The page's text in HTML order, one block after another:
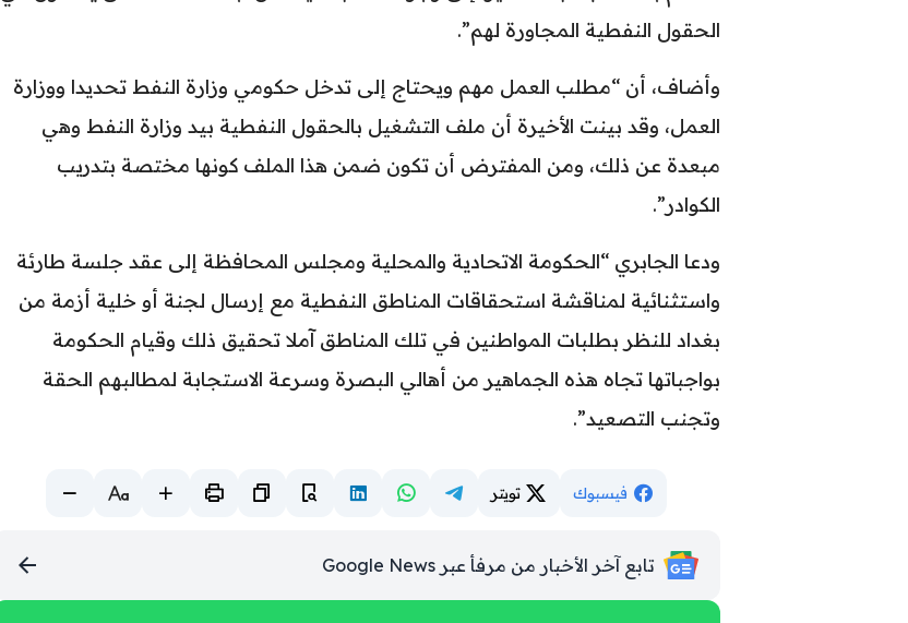
الحقول النفطية المجاورة لهم”.
وأضاف، أن “مطلب العمل مهم ويحتاج إلى تدخل حكومي وزارة النفط تحديدا ووزارة
العمل، وقد بينت الأخيرة أن ملف التشغيل بالحقول النفطية بيد وزارة النفط وهي
مبعدة عن ذلك، ومن المفترض أن تكون ضمن هذا الملف كونها مختصة بتدريب
الكوادر”.
ودعا الجابري “الحكومة الاتحادية والمحلية ومجلس المحافظة إلى عقد جلسة طارئة
واستثنائية لمناقشة استحقاقات المناطق النفطية مع إرسال لجنة أو خلية أزمة من
بغداد للنظر بطلبات المواطنين في تلك المناطق آملا تحقيق ذلك وقيام الحكومة
بواجباتها تجاه هذه الجماهير من أهالي البصرة وسرعة الاستجابة لمطالبهم الحقة
وتجنب التصعيد”.
فيسبوك تويتر
تابع آخر الأخبار من مرفأ عبر Google News